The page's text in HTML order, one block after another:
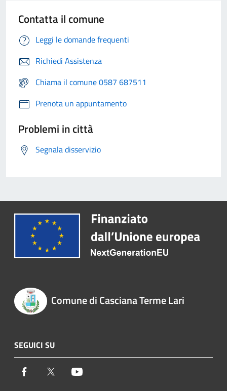
Contatta il comune
Leggi le domande frequenti
Richiedi Assistenza
Chiama il comune 0587 687511
Prenota un appuntamento
Problemi in città
Segnala disservizio
Comune di Casciana Terme Lari
SEGUICI SU
Facebook Twitter